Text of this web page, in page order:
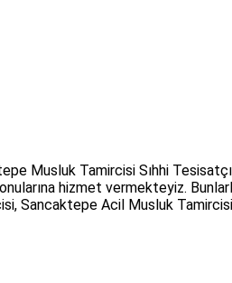
Musluk Tamircisi Sıhhi
hizmet vermekteyiz.
Sancaktepe Acil Musluk